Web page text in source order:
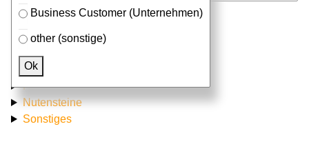
Business Customer (Unternehmen)
other (sonstige)
Ok
Passendes Zubehör
Aluprofile
Hammermuttern
Nutensteine
Sonstiges